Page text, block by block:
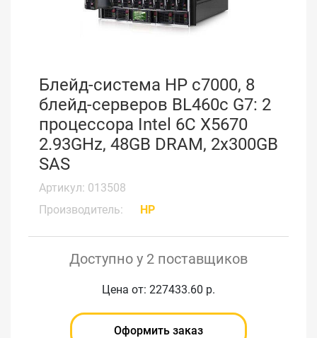
Блейд-система HP c7000, 8
блейд-серверов BL460c G7: 2
процессора Intel 6C X5670
2.93GHz, 48GB DRAM, 2x300GB
SAS
Артикул: 013508
Производитель:
HP
Доступно у 2 поставщиков
Цена от: 227433.60 р.
Оформить заказ